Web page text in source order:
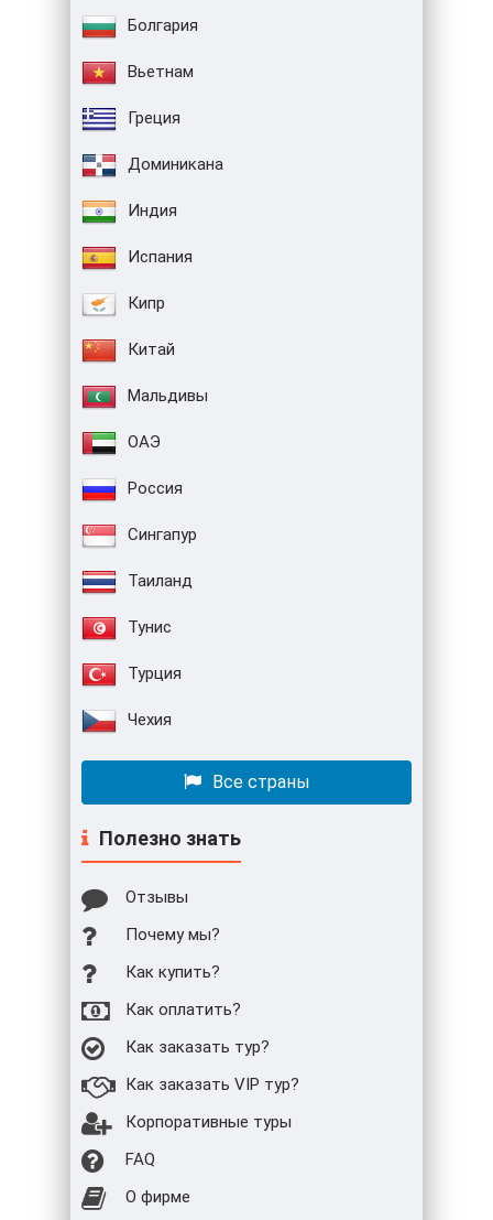
Болгария
Вьетнам
Греция
Доминикана
Индия
Испания
Кипр
Китай
Мальдивы
ОАЭ
Россия
Сингапур
Таиланд
Тунис
Турция
Чехия
Все страны
Полезно знать
Отзывы
Почему мы?
Как купить?
Как оплатить?
Как заказать тур?
Как заказать VIP тур?
Корпоративные туры
FAQ
О фирме